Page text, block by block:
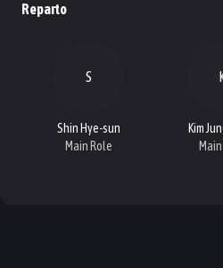
Reparto
S
Shin Hye-sun
Main Role
Kim